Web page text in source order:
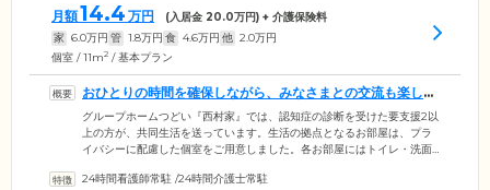
月額14.4 万円 (入居金 20.0万円) + 介護保険料
家 6.0万円 管 1.8万円 食 4.6万円 他 2.0万円
個室 / 11m2 / 基本プラン
おひとりの時間を確保しながら、みなさまとの交流も楽しめ
る住まいです
グループホームつどい『西村家』では、認知症の診断を受けた要支援2以
上の方が、共同生活を送っています。生活の拠点となるお部屋は、プラ
イバシーに配慮した個室をご用意しました。各お部屋にはトイレ・洗面
コン・カーテンなどを備えています。お食事はホーム厨房で調理したで
24時間看護師常駐 /24時間介護士常駐